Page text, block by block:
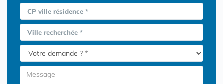
CP ville résidence *
Ville recherchée *